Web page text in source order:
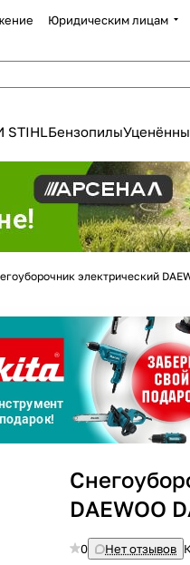
Юридическим лицам
STIHLБензопилы
электрический
DAEWOO
0 Нет отзывов
оплату
без переплат
платежей